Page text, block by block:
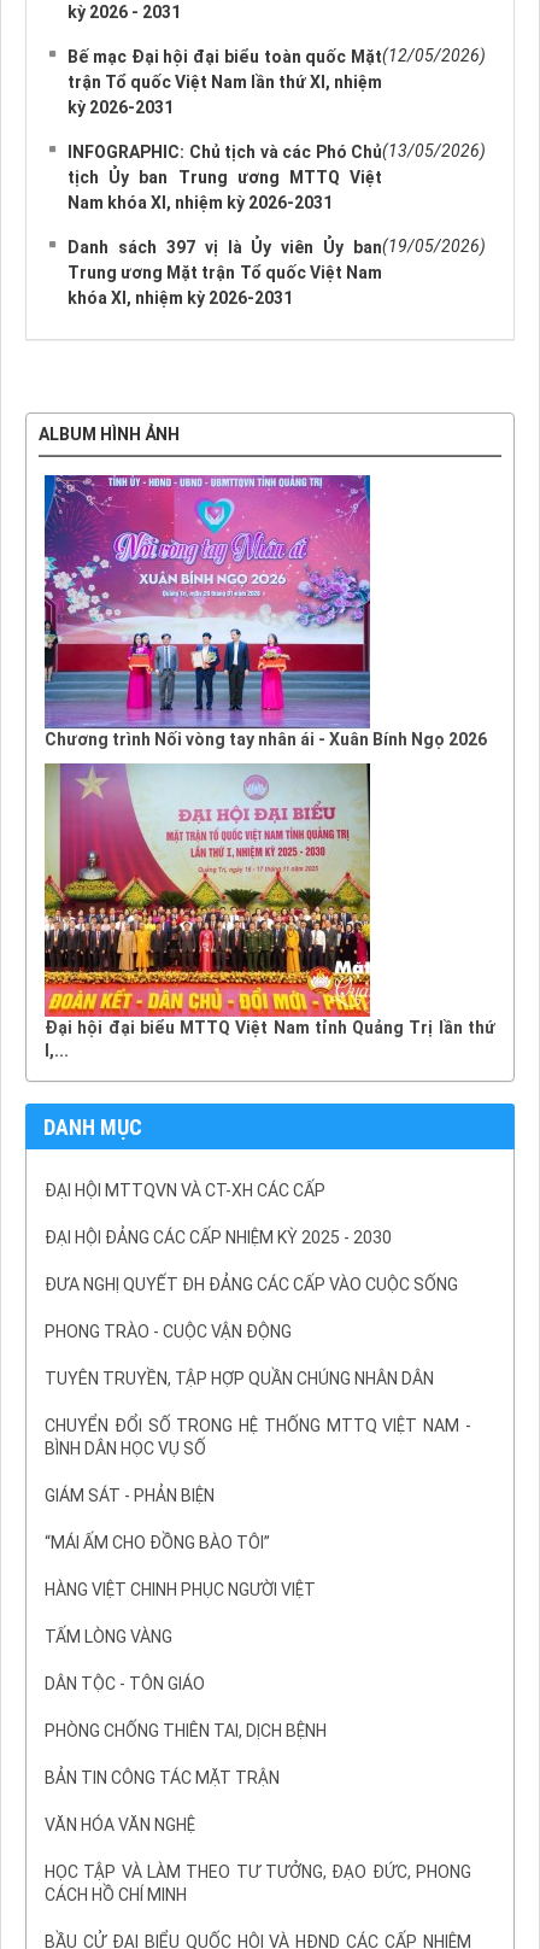
kỳ 2026 - 2031
Bế mạc Đại hội đại biểu toàn quốc Mặt
trận Tổ quốc Việt Nam lần thứ XI, nhiệm
kỳ 2026-2031
(12/05/2026)
INFOGRAPHIC: Chủ tịch và các Phó Chủ
tịch Ủy ban Trung ương MTTQ Việt
Nam khóa XI, nhiệm kỳ 2026-2031
(13/05/2026)
Danh sách 397 vị là Ủy viên Ủy ban
Trung ương Mặt trận Tổ quốc Việt Nam
khóa XI, nhiệm kỳ 2026-2031
(19/05/2026)
ALBUM HÌNH ẢNH
Chương trình Nối vòng tay nhân ái - Xuân Bính Ngọ 2026
Đại hội đại biểu MTTQ Việt Nam tỉnh Quảng Trị lần thứ
I,...
DANH MỤC
ĐẠI HỘI MTTQVN VÀ CT-XH CÁC CẤP
ĐẠI HỘI ĐẢNG CÁC CẤP NHIỆM KỲ 2025 - 2030
ĐƯA NGHỊ QUYẾT ĐH ĐẢNG CÁC CẤP VÀO CUỘC SỐNG
PHONG TRÀO - CUỘC VẬN ĐỘNG
TUYÊN TRUYỀN, TẬP HỢP QUẦN CHÚNG NHÂN DÂN
CHUYỂN ĐỔI SỐ TRONG HỆ THỐNG MTTQ VIỆT NAM -
BÌNH DÂN HỌC VỤ SỐ
GIÁM SÁT - PHẢN BIỆN
“MÁI ẤM CHO ĐỒNG BÀO TÔI”
HÀNG VIỆT CHINH PHỤC NGƯỜI VIỆT
TẤM LÒNG VÀNG
DÂN TỘC - TÔN GIÁO
PHÒNG CHỐNG THIÊN TAI, DỊCH BỆNH
BẢN TIN CÔNG TÁC MẶT TRẬN
VĂN HÓA VĂN NGHỆ
HỌC TẬP VÀ LÀM THEO TƯ TƯỞNG, ĐẠO ĐỨC, PHONG
CÁCH HỒ CHÍ MINH
BẦU CỬ ĐẠI BIỂU QUỐC HỘI VÀ HĐND CÁC CẤP NHIỆM